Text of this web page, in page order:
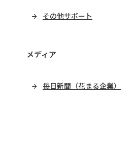
その他サポート
メディア
毎日新聞（花まる企業）